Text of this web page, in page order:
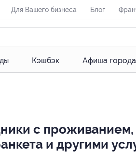
Для Вашего бизнеса Блог
Кэшбэк Афиша города
с
и другими